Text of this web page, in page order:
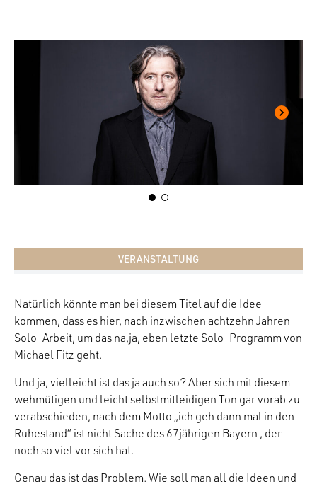
VERANSTALTUNG
Natürlich könnte man bei diesem Titel auf die Idee
kommen, dass es hier, nach inzwischen achtzehn Jahren
Solo-Arbeit, um das na,ja, eben letzte Solo-Programm von
Michael Fitz geht.
Und ja, vielleicht ist das ja auch so? Aber sich mit diesem
wehmütigen und leicht selbstmitleidigen Ton gar vorab zu
verabschieden, nach dem Motto „ich geh dann mal in den
Ruhestand“ ist nicht Sache des 67jährigen Bayern , der
noch so viel vor sich hat.
Genau das ist das Problem. Wie soll man all die Ideen und